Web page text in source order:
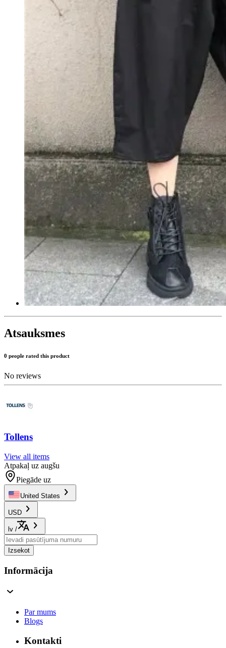
Atsauksmes
0 people rated this product
No reviews
Tollens
View all items
Atpakaļ uz augšu
Piegāde uz
United States
USD
lv /
Izsekot
Informācija
Par mums
Blogs
Kontakti